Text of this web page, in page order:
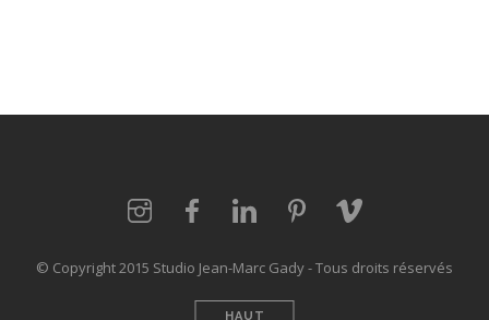
© Copyright 2015 Studio Jean-Marc Gady - Tous droits réservés
HAUT